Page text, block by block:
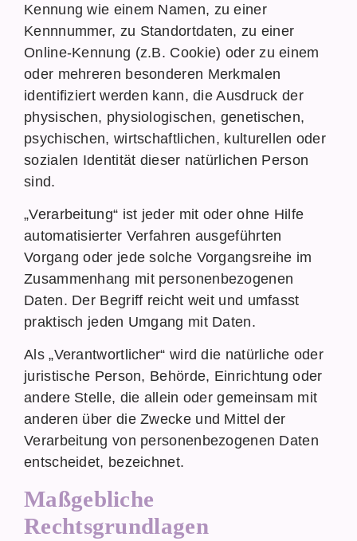
Kennung wie einem Namen, zu einer
Kennnummer, zu Standortdaten, zu einer
Online-Kennung (z.B. Cookie) oder zu einem
oder mehreren besonderen Merkmalen
identifiziert werden kann, die Ausdruck der
physischen, physiologischen, genetischen,
psychischen, wirtschaftlichen, kulturellen oder
sozialen Identität dieser natürlichen Person
sind.
„Verarbeitung“ ist jeder mit oder ohne Hilfe
automatisierter Verfahren ausgeführten
Vorgang oder jede solche Vorgangsreihe im
Zusammenhang mit personenbezogenen
Daten. Der Begriff reicht weit und umfasst
praktisch jeden Umgang mit Daten.
Als „Verantwortlicher“ wird die natürliche oder
juristische Person, Behörde, Einrichtung oder
andere Stelle, die allein oder gemeinsam mit
anderen über die Zwecke und Mittel der
Verarbeitung von personenbezogenen Daten
entscheidet, bezeichnet.
Maßgebliche
Rechtsgrundlagen